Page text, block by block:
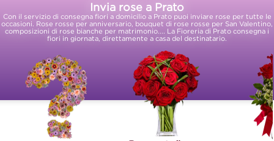
Invia rose a Prato
Con il servizio di consegna fiori a domicilio a Prato puoi inviare rose per tutte le
occasioni. Rose rosse per anniversario, bouquet di rose rosse per San Valentino,
composizioni di rose bianche per matrimonio.... La Fioreria di Prato consegna i
fiori in giornata, direttamente a casa del destinatario.